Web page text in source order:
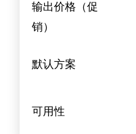
输出价格（促
销）
默认方案
可用性